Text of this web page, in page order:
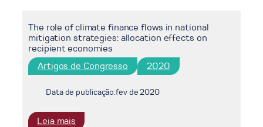
Programa
Novo
Mercado
de
Abertura
Mercado,
The role of climate finance flows in national
mitigation strategies: allocation effects on
recipient economies
Artigos de Congresso 2020
Data de publicação:fev de 2020
Leia mais